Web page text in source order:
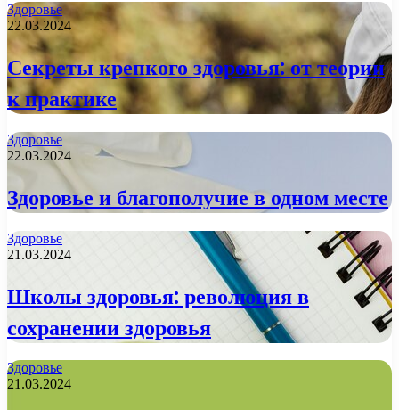
Здоровье
22.03.2024
Секреты крепкого здоровья: от теории
к практике
Здоровье
22.03.2024
Здоровье и благополучие в одном месте
Здоровье
21.03.2024
Школы здоровья: революция в
сохранении здоровья
Здоровье
21.03.2024